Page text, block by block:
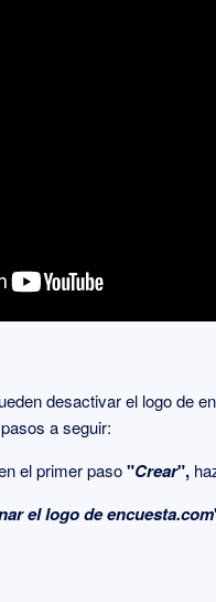
desactivar el logo de
a seguir:
el primer paso"Crear",
el logo de encuesta.com